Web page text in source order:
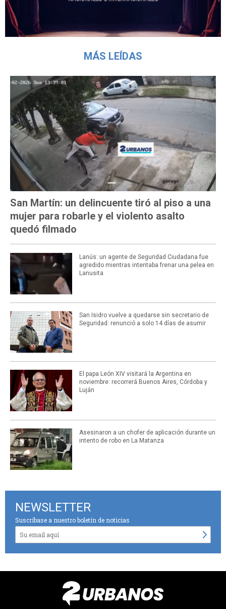
MÁS LEÍDAS
San Martín: un delincuente tiró al piso a una
mujer para robarle y el violento asalto
quedó filmado
Lanús: un agente de Seguridad Ciudadana fue
agredido mientras intentaba frenar una pelea en
Lanusita
San Isidro vuelve a quedarse sin secretario de
Seguridad: renunció a solo 14 días de asumir
El papa León XIV visitará la Argentina en
noviembre: recorrerá Buenos Aires, Córdoba y
Luján
Asesinaron a un chofer de aplicación durante un
intento de robo en La Matanza
NEWSLETTER
Suscríbase a nuestro boletín de noticias